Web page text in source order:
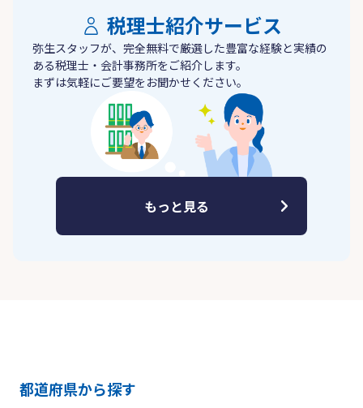
税理士紹介サービス
弥生スタッフが、完全無料で厳選した豊富な経験と実績の
ある税理士・会計事務所をご紹介します。
まずは気軽にご要望をお聞かせください。
もっと見る
都道府県から探す